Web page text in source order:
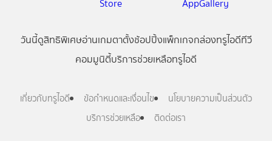
วันนี้ดูสิทธิพิเศษอ่านเกมตาตั้งช้อปปิ้งแพ็กเกจกล่องทรูไอดีทีวี
คอมมูนิตี้บริการช่วยเหลือทรูไอดี
เกี่ยวกับทรูไอดี ข้อกำหนดและเงื่อนไข
นโยบายความเป็นส่วนตัว
บริการช่วยเหลือ
ติดต่อเรา